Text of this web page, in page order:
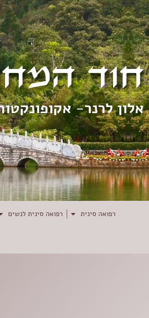
חוד
אלון לרנר-
רפואה סינית רפואה סינית לנשים